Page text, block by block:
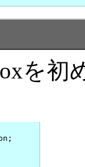
を初